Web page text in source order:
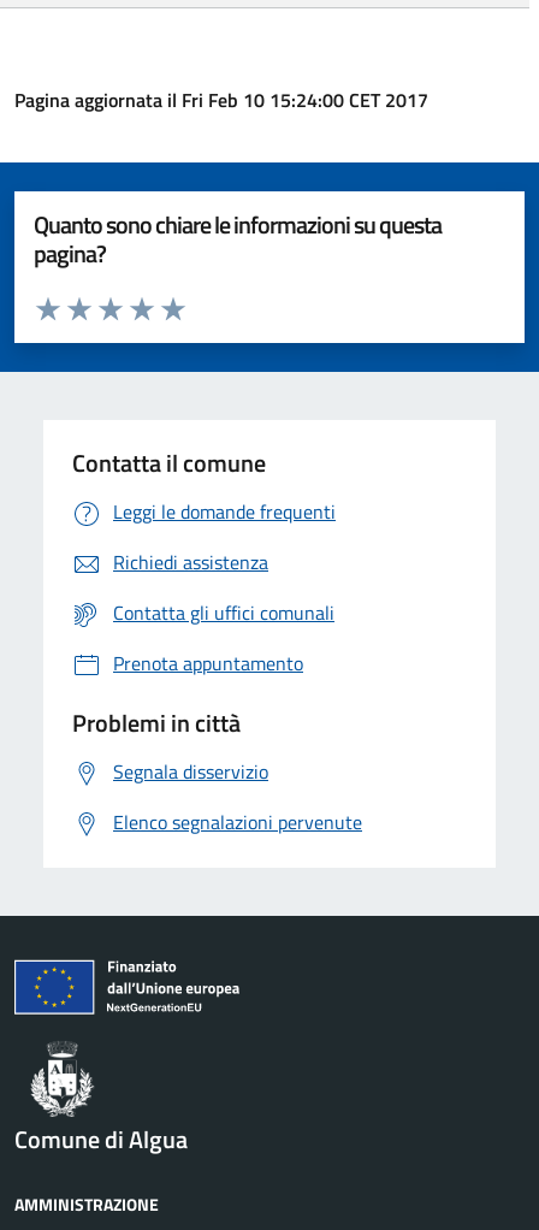
Pagina aggiornata il Fri Feb 10 15:24:00 CET 2017
Quanto sono chiare le informazioni su questa
pagina?
Valuta da 1 a 5 stelle la pagina
Valuta 5 stelle su 5
Valuta 4 stelle su 5
Valuta 3 stelle su 5
Valuta 2 stelle su 5
Valuta 1 stelle su 5
Contatta il comune
Leggi le domande frequenti
Richiedi assistenza
Contatta gli uffici comunali
Prenota appuntamento
Problemi in città
Segnala disservizio
Elenco segnalazioni pervenute
Comune di Algua
AMMINISTRAZIONE